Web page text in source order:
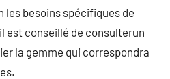
les besoins spécifiques de
il est conseillé de consulterun
la gemme qui correspondra